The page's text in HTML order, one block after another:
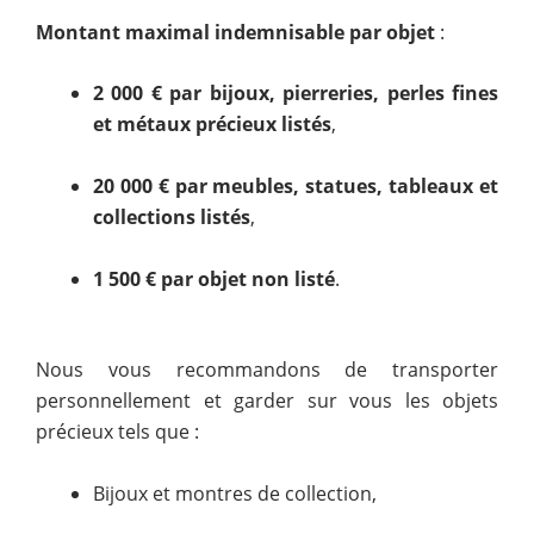
Montant maximal indemnisable par objet :
2 000 € par bijoux, pierreries, perles fines
et métaux précieux listés,
20 000 € par meubles, statues, tableaux et
collections listés,
1 500 € par objet non listé.
Nous vous recommandons de transporter
personnellement et garder sur vous les objets
précieux tels que :
Bijoux et montres de collection,